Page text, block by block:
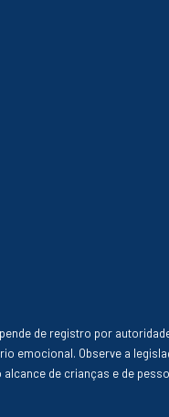
de registro por
emocional. Observe a
de crianças e de